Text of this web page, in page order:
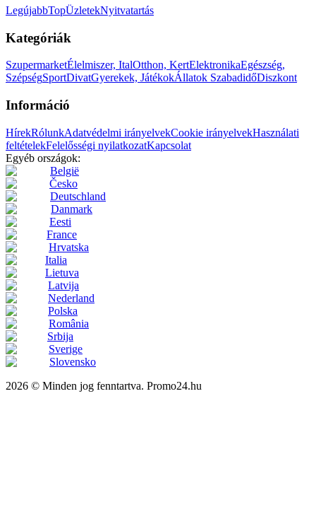
LegújabbTopÜzletekNyitvatartás
Kategóriák
SzupermarketÉlelmiszer, ItalOtthon, KertElektronikaEgészség,
SzépségSportDivatGyerekek, JátékokÁllatok SzabadidőDiszkont
Információ
HírekRólunkAdatvédelmi irányelvekCookie irányelvekHasználati
feltételekFelelősségi nyilatkozatKapcsolat
Egyéb országok:
België
Česko
Deutschland
Danmark
Eesti
France
Hrvatska
Italia
Lietuva
Latvija
Nederland
Polska
România
Srbija
Sverige
Slovensko
2026 © Minden jog fenntartva. Promo24.hu